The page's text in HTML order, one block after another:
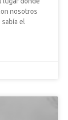
nosotros
el